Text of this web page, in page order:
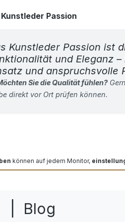
Passion
Kunstleder Passion ist
und Eleganz
und anspruchsvolle
Sie die Qualität fühlen?
direkt vor Ort prüfen können.
können auf jedem Monitor,
| Blog